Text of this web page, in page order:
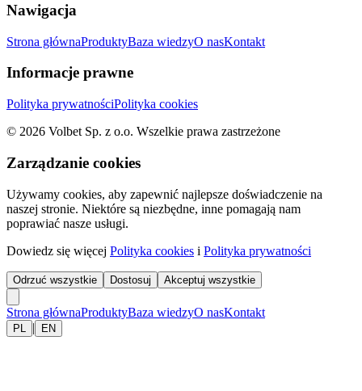
Nawigacja
Strona głównaProduktyBaza wiedzyO nasKontakt
Informacje prawne
Polityka prywatnościPolityka cookies
© 2026 Volbet Sp. z o.o. Wszelkie prawa zastrzeżone
Zarządzanie cookies
Używamy cookies, aby zapewnić najlepsze doświadczenie na
naszej stronie. Niektóre są niezbędne, inne pomagają nam
poprawiać nasze usługi.
Dowiedz się więcej Polityka cookies i Polityka prywatności
Odrzuć wszystkie Dostosuj Akceptuj wszystkie
Strona głównaProduktyBaza wiedzyO nasKontakt
PL | EN